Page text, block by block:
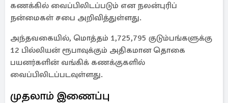
கணக்கில் வைப்பிலிடப்படும் என நலன்புரிப்
நன்மைகள் சபை அறிவித்துள்ளது.
அந்தவகையில், மொத்தம் 1,725,795 குடும்பங்களுக்கு
12 பில்லியன் ரூபாவுக்கும் அதிகமான தொகை
பயனர்களின் வங்கிக் கணக்குகளில்
வைப்பிலிடப்படவுள்ளது.
முதலாம் இணைப்பு